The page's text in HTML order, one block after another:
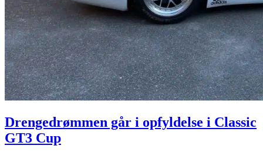
Drengedrømmen går i opfyldelse i Classic
GT3 Cup